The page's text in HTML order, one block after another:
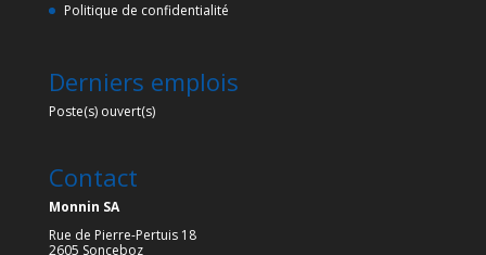
Politique de confidentialité
Derniers emplois
Poste(s) ouvert(s)
Contact
Monnin SA
Rue de Pierre-Pertuis 18
2605 Sonceboz